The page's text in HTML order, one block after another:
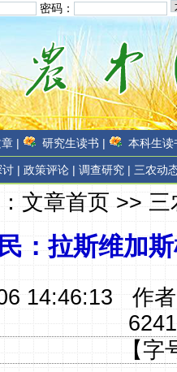
密码：
| 研究生读书 | 本科生读
| 政策评论 | 调查研究 | 三农动
文章首页>>三
：拉斯维加
14:46:13 作
6241
【字